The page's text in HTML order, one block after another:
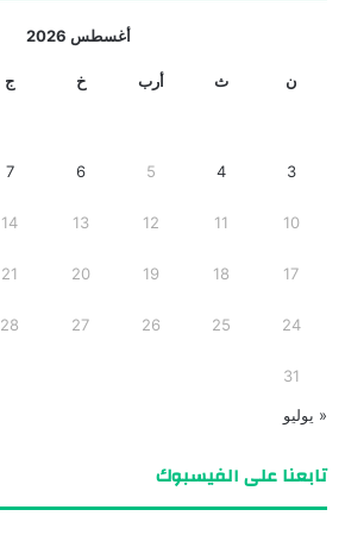
أغسطس 2026
ن ث أرب خ ج
3
4
5
6
7
10
11
12
13
14
17
18
19
20
21
24
25
26
27
28
31
« يوليو
تابعنا على الفيسبوك